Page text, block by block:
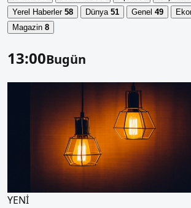
Yerel Haberler 58 Dünya 51 Genel 49
Magazin 8
13:00Bugün
YENİ